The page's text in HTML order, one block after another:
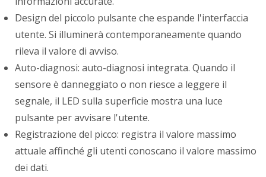
Design del piccolo pulsante che espande l'interfaccia
utente. Si illuminerà contemporaneamente quando
rileva il valore di avviso.
Auto-diagnosi: auto-diagnosi integrata. Quando il
sensore è danneggiato o non riesce a leggere il
segnale, il LED sulla superficie mostra una luce
pulsante per avvisare l'utente.
Registrazione del picco: registra il valore massimo
attuale affinché gli utenti conoscano il valore massimo
dei dati.